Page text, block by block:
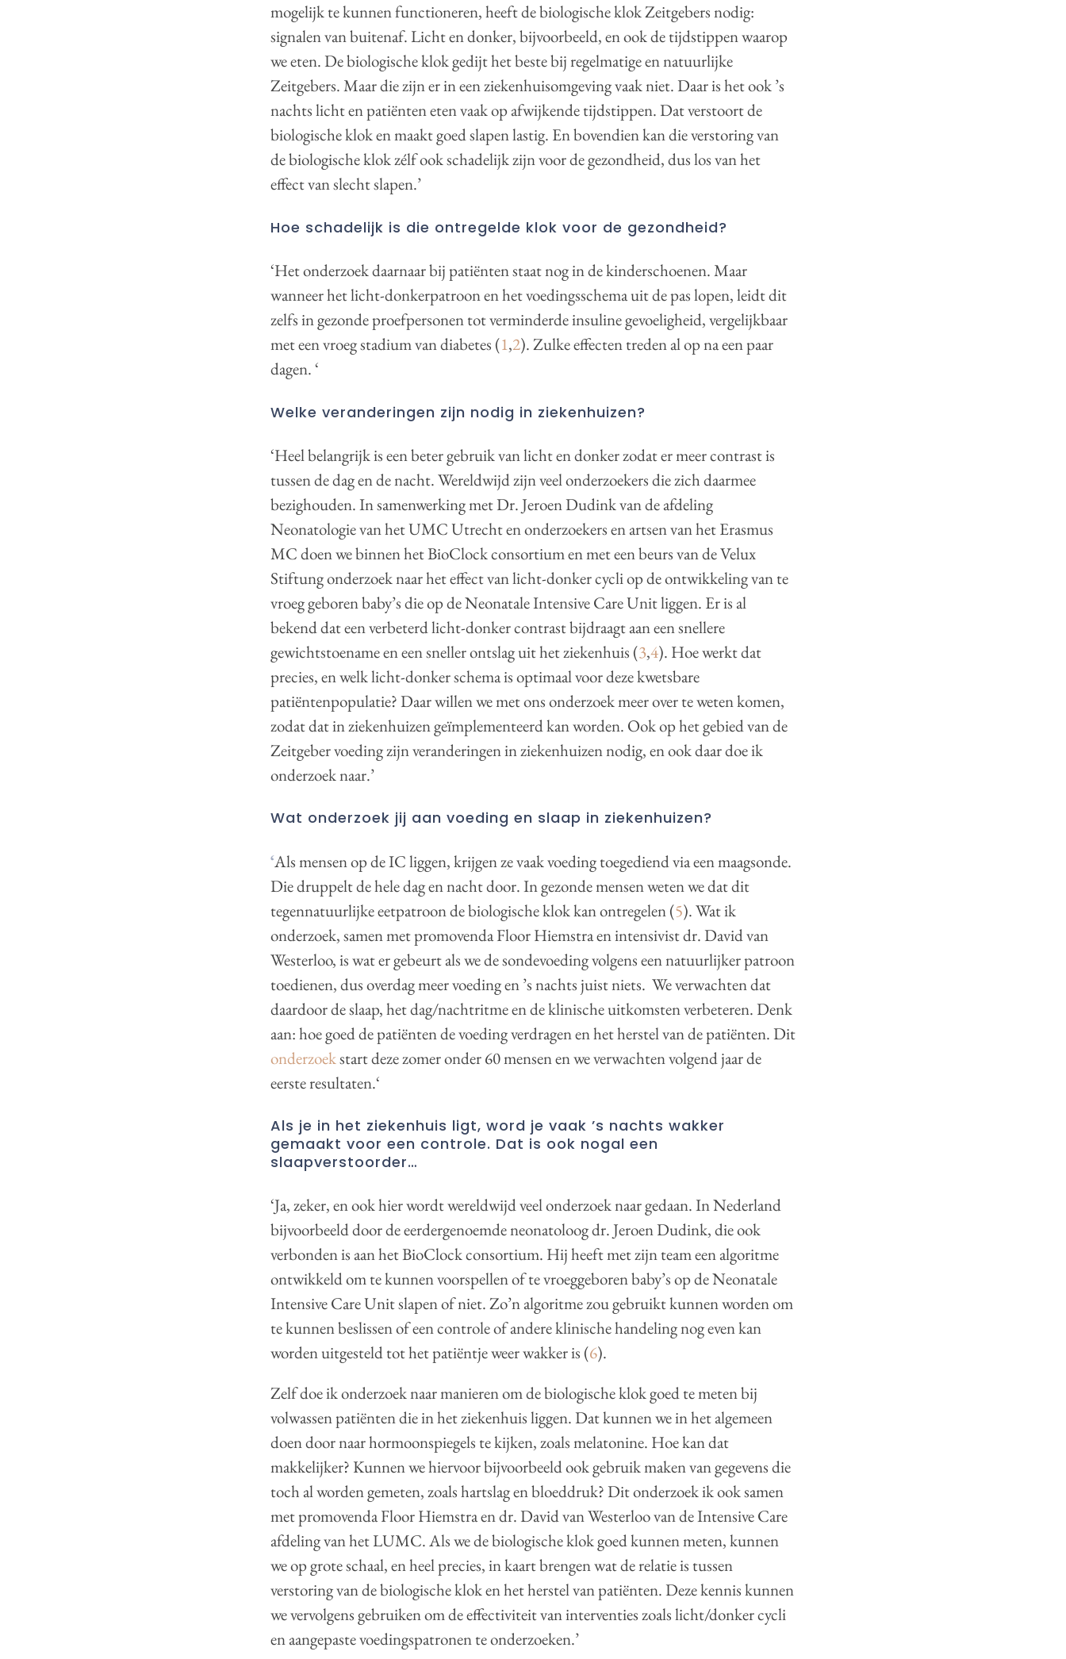
mogelijk te kunnen functioneren, heeft de biologische klok Zeitgebers nodig:
signalen van buitenaf. Licht en donker, bijvoorbeeld, en ook de tijdstippen waarop
we eten. De biologische klok gedijt het beste bij regelmatige en natuurlijke
Zeitgebers. Maar die zijn er in een ziekenhuisomgeving vaak niet. Daar is het ook ’s
nachts licht en patiënten eten vaak op afwijkende tijdstippen. Dat verstoort de
biologische klok en maakt goed slapen lastig. En bovendien kan die verstoring van
de biologische klok zélf ook schadelijk zijn voor de gezondheid, dus los van het
effect van slecht slapen.’
Hoe schadelijk is die ontregelde klok voor de gezondheid?
‘Het onderzoek daarnaar bij patiënten staat nog in de kinderschoenen. Maar
wanneer het licht-donkerpatroon en het voedingsschema uit de pas lopen, leidt dit
zelfs in gezonde proefpersonen tot verminderde insuline gevoeligheid, vergelijkbaar
met een vroeg stadium van diabetes (1,2). Zulke effecten treden al op na een paar
dagen. ‘
Welke veranderingen zijn nodig in ziekenhuizen?
‘Heel belangrijk is een beter gebruik van licht en donker zodat er meer contrast is
tussen de dag en de nacht. Wereldwijd zijn veel onderzoekers die zich daarmee
bezighouden. In samenwerking met Dr. Jeroen Dudink van de afdeling
Neonatologie van het UMC Utrecht en onderzoekers en artsen van het Erasmus
MC doen we binnen het BioClock consortium en met een beurs van de Velux
Stiftung onderzoek naar het effect van licht-donker cycli op de ontwikkeling van te
vroeg geboren baby’s die op de Neonatale Intensive Care Unit liggen. Er is al
bekend dat een verbeterd licht-donker contrast bijdraagt aan een snellere
gewichtstoename en een sneller ontslag uit het ziekenhuis (3,4). Hoe werkt dat
precies, en welk licht-donker schema is optimaal voor deze kwetsbare
patiëntenpopulatie? Daar willen we met ons onderzoek meer over te weten komen,
zodat dat in ziekenhuizen geïmplementeerd kan worden. Ook op het gebied van de
Zeitgeber voeding zijn veranderingen in ziekenhuizen nodig, en ook daar doe ik
onderzoek naar.’
Wat onderzoek jij aan voeding en slaap in ziekenhuizen?
‘Als mensen op de IC liggen, krijgen ze vaak voeding toegediend via een maagsonde.
Die druppelt de hele dag en nacht door. In gezonde mensen weten we dat dit
tegennatuurlijke eetpatroon de biologische klok kan ontregelen (5). Wat ik
onderzoek, samen met promovenda Floor Hiemstra en intensivist dr. David van
Westerloo, is wat er gebeurt als we de sondevoeding volgens een natuurlijker patroon
toedienen, dus overdag meer voeding en ’s nachts juist niets. We verwachten dat
daardoor de slaap, het dag/nachtritme en de klinische uitkomsten verbeteren. Denk
aan: hoe goed de patiënten de voeding verdragen en het herstel van de patiënten. Dit
onderzoekstart deze zomer onder 60 mensen en we verwachten volgend jaar de
eerste resultaten.‘
Als je in het ziekenhuis ligt, word je vaak ’s nachts wakker
gemaakt voor een controle. Dat is ook nogal een
slaapverstoorder…
‘Ja, zeker, en ook hier wordt wereldwijd veel onderzoek naar gedaan. In Nederland
bijvoorbeeld door de eerdergenoemde neonatoloog dr. Jeroen Dudink, die ook
verbonden is aan het BioClock consortium. Hij heeft met zijn team een algoritme
ontwikkeld om te kunnen voorspellen of te vroeggeboren baby’s op de Neonatale
Intensive Care Unit slapen of niet. Zo’n algoritme zou gebruikt kunnen worden om
te kunnen beslissen of een controle of andere klinische handeling nog even kan
worden uitgesteld tot het patiëntje weer wakker is (6).
Zelf doe ik onderzoek naar manieren om de biologische klok goed te meten bij
volwassen patiënten die in het ziekenhuis liggen. Dat kunnen we in het algemeen
doen door naar hormoonspiegels te kijken, zoals melatonine. Hoe kan dat
makkelijker? Kunnen we hiervoor bijvoorbeeld ook gebruik maken van gegevens die
toch al worden gemeten, zoals hartslag en bloeddruk? Dit onderzoek ik ook samen
met promovenda Floor Hiemstra en dr. David van Westerloo van de Intensive Care
afdeling van het LUMC. Als we de biologische klok goed kunnen meten, kunnen
we op grote schaal, en heel precies, in kaart brengen wat de relatie is tussen
verstoring van de biologische klok en het herstel van patiënten. Deze kennis kunnen
we vervolgens gebruiken om de effectiviteit van interventies zoals licht/donker cycli
en aangepaste voedingspatronen te onderzoeken.’